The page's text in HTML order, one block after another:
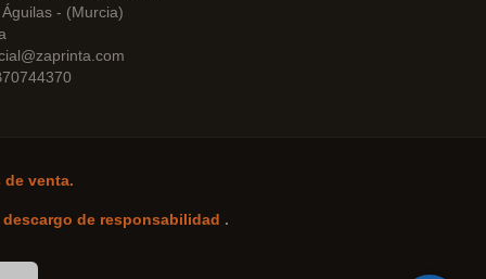
- (Murcia)
venta.
descargo de responsabilidad .